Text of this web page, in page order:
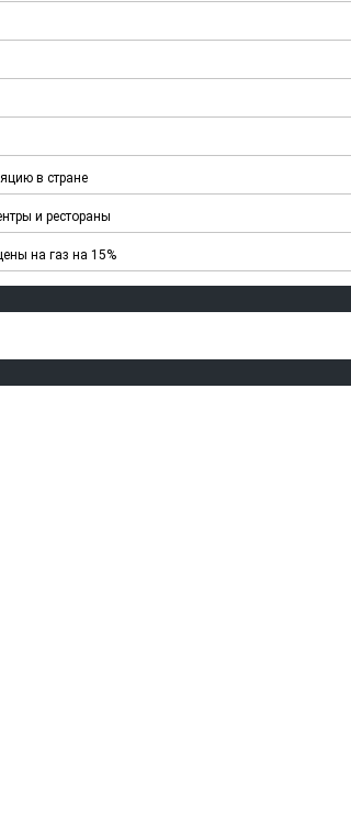
в стране
и рестораны
на газ на 15%
ЧЕЧНЯ. Обарг Варин
илли
мурд -